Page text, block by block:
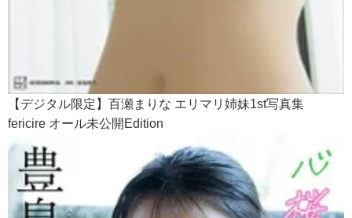
【デジタル限定】百瀬まりな エリマリ姉妹1st写真集
fericire オール未公開Edition